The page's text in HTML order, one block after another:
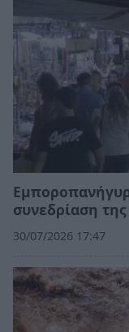
συνεδρίαση
30/07/2026 17:47